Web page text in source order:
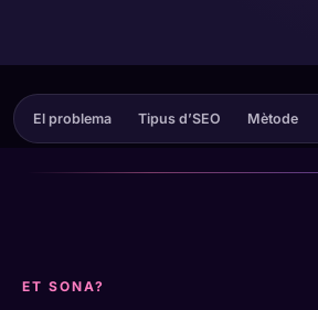
El problema Tipus d’SEO Mètode
ET SONA?